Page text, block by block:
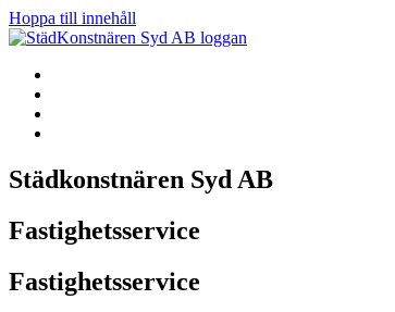
Hoppa till innehåll
Städkonstnären Syd AB
Fastighetsservice
Fastighetsservice